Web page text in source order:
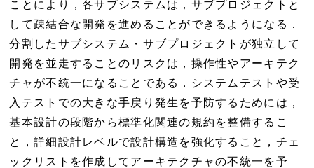
ことにより，各サブシステムは，サブプロジェクトと
して疎結合な開発を進めることができるようになる．
分割したサブシステム・サブプロジェクトが独立して
開発を並走することのリスクは，操作性やアーキテク
チャが不統一になることである．システムテストや受
入テストでの大きな手戻り発生を予防するためには，
基本設計の段階から標準化関連の規約を整備するこ
と，詳細設計レベルで設計構造を強化すること，チェ
ックリストを作成してアーキテクチャの不統一を予